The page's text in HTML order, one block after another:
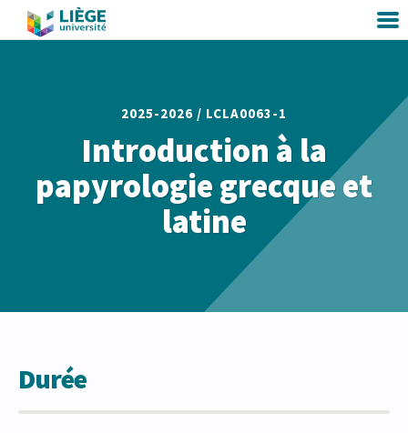
2025-2026 / LCLA0063-1
Introduction à la
papyrologie grecque et
latine
Durée